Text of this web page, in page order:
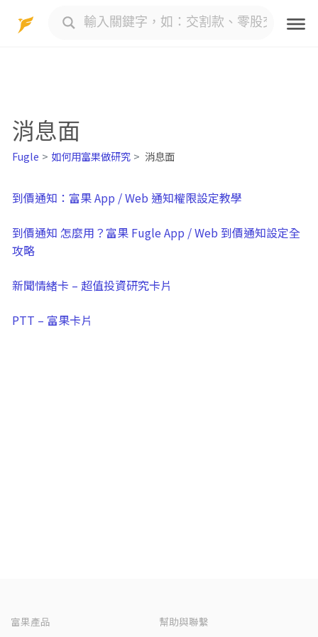
消息面
Fugle 如何用富果做研究 消息面
到價通知：富果 App / Web 通知權限設定教學
到價通知 怎麼用？富果 Fugle App / Web 到價通知設定全
攻略
新聞情緒卡 – 超值投資研究卡片
PTT – 富果卡片
富果產品 幫助與聯繫